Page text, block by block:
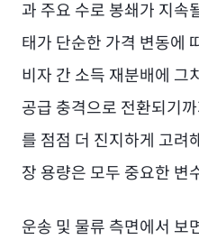
과 주요 수로 봉쇄가 지속
태가 단순한 가격 변동에
비자 간 소득 재분배에 그
공급 충격으로 전환되기
를 점점 더 진지하게 고려
장 용량은 모두 중요한 변
운송 및 물류 측면에서 보